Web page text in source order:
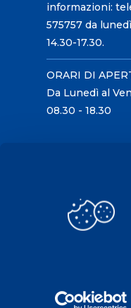
informazioni:
575757 da
14.30-17.30.
ORARI DI
Da Lunedì al
08.30 - 18.30